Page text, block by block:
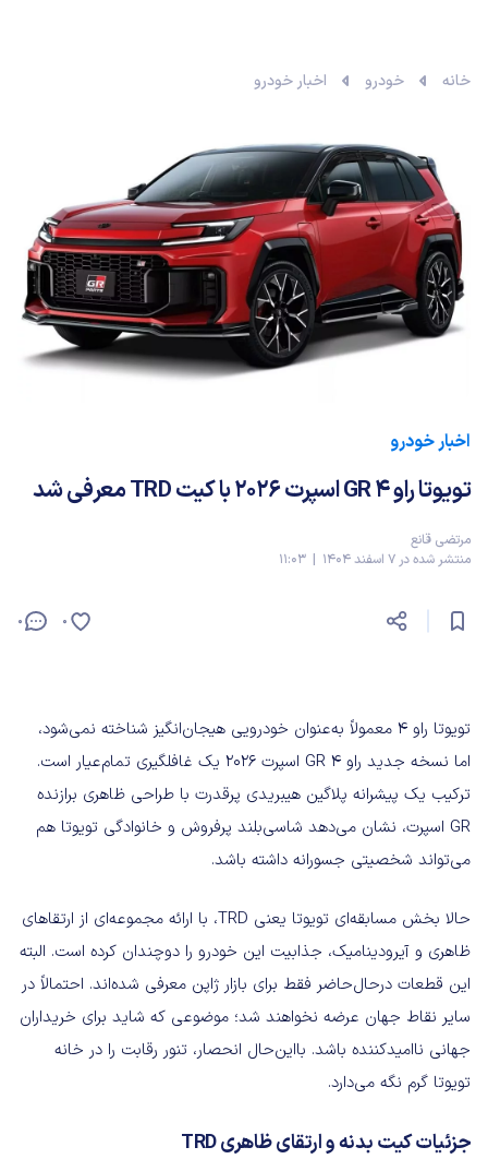
خانه خودرو اخبار خودرو
اخبار خودرو
تویوتا راو ۴ GR اسپرت ۲۰۲۶ با کیت TRD معرفی شد
مرتضی قانع
منتشر شده در 7 اسفند 1404 | 11:03
0 0
تویوتا راو ۴ معمولاً به‌عنوان خودرویی هیجان‌انگیز شناخته نمی‌شود،
اما نسخه جدید راو ۴ GR اسپرت ۲۰۲۶ یک غافلگیری تمام‌عیار است.
ترکیب یک پیشرانه پلاگین هیبریدی پرقدرت با طراحی ظاهری برازنده
GR اسپرت، نشان می‌دهد شاسی‌بلند پرفروش و خانوادگی تویوتا هم
می‌تواند شخصیتی جسورانه داشته باشد.
حالا بخش مسابقه‌ای تویوتا یعنی TRD، با ارائه مجموعه‌ای از ارتقاهای
ظاهری و آیرودینامیک، جذابیت این خودرو را دوچندان کرده است. البته
این قطعات درحال‌حاضر فقط برای بازار ژاپن معرفی شده‌اند. احتمالاً در
سایر نقاط جهان عرضه نخواهند شد؛ موضوعی که شاید برای خریداران
جهانی ناامیدکننده باشد. بااین‌حال انحصار، تنور رقابت را در خانه
تویوتا گرم نگه می‌دارد.
جزئیات کیت بدنه و ارتقای ظاهری TRD